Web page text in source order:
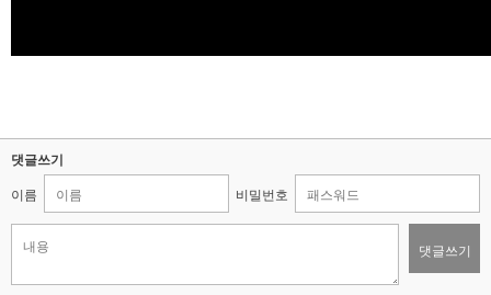
댓글쓰기
이름 비밀번호
댓글쓰기